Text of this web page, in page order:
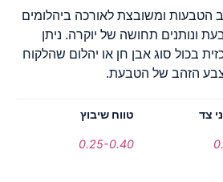
הטבעות ומשובצת לאורכה ביהלומים
ונותנים תחושה של יוקרה. ניתן
בכול סוג אבן חן או יהלום שהלקוח
הזהב של הטבעת.
צד טווח שיבוץ
0.25-0.40